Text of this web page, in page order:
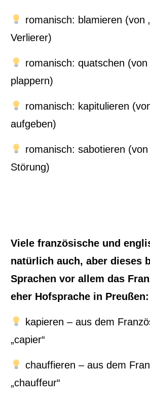
romanisch: blamieren (von
Verlierer)
romanisch: quatschen (von
plappern)
romanisch: kapitulieren
aufgeben)
romanisch: sabotieren (von
Störung)
Viele französische und
natürlich auch, aber dieses
Sprachen vor allem das
eher Hofsprache in Preußen:
kapieren – aus dem
„capier“
chauffieren – aus dem
„chauffeur“